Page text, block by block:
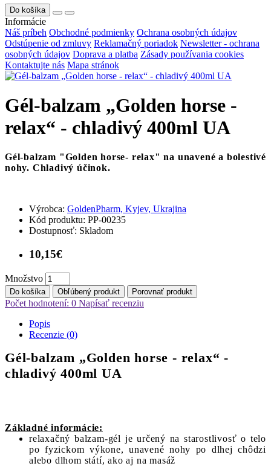
Do košíka
Informácie
Náš príbeh Obchodné podmienky Ochrana osobných údajov
Odstúpenie od zmluvy Reklamačný poriadok Newsletter - ochrana
osobných údajov Doprava a platba Zásady používania cookies
Kontaktujte nás Mapa stránok
Gél-balzam „Golden horse -
relax“ - chladivý 400ml UA
Gél-balzam "Golden horse- relax" na unavené a bolestivé
nohy. Chladivý účinok.
Výrobca: GoldenPharm, Kyjev, Ukrajina
Kód produktu: PP-00235
Dostupnosť: Skladom
10,15€
Množstvo
Do košíka Obľúbený produkt Porovnať produkt
Počet hodnotení: 0 Napísať recenziu
Popis
Recenzie (0)
Gél-balzam „Golden horse - relax“ -
chladivý 400ml UA
Základné informácie:
relaxačný balzam-gél je určený na starostlivosť o telo
po fyzickom výkone, unavené nohy po dlhej chôdzi
alebo dlhom státí, ako aj na masáž